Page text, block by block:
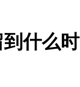
什么时